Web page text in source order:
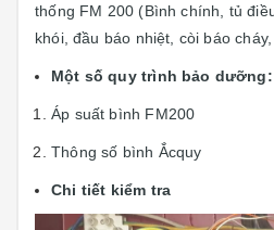
thống FM 200 (Bình chính, tủ
khói, đầu báo nhiệt, còi báo
Một số quy trình bảo dưỡng:
Áp suất bình FM200
Thông số bình Ắcquy
Chi tiết kiểm tra